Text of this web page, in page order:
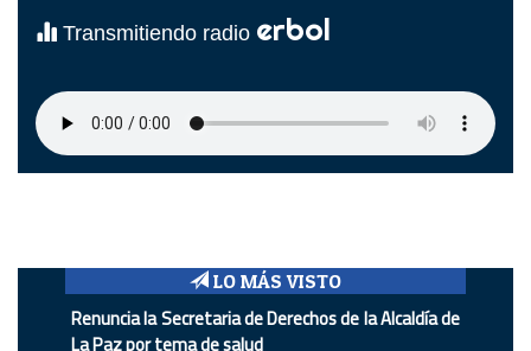
Transmitiendo radio erbol
LO MÁS VISTO
Renuncia la Secretaria de Derechos de la Alcaldía de